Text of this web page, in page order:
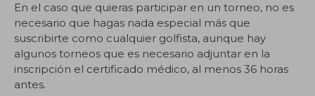
En el caso que quieras participar en un torneo, no es
necesario que hagas nada especial más que
suscribirte como cualquier golfista, aunque hay
algunos torneos que es necesario adjuntar en la
inscripción el certificado médico, al menos 36 horas
antes.